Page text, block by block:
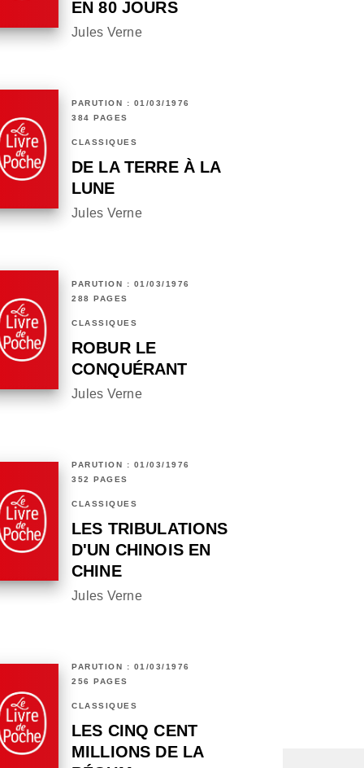
EN 80 JOURS
Jules Verne
PARUTION : 01/03/1976
384 PAGES
CLASSIQUES
DE LA TERRE À LA
LUNE
Jules Verne
PARUTION : 01/03/1976
288 PAGES
CLASSIQUES
ROBUR LE
CONQUÉRANT
Jules Verne
PARUTION : 01/03/1976
352 PAGES
CLASSIQUES
LES TRIBULATIONS
D'UN CHINOIS EN
CHINE
Jules Verne
PARUTION : 01/03/1976
256 PAGES
CLASSIQUES
LES CINQ CENT
MILLIONS DE LA